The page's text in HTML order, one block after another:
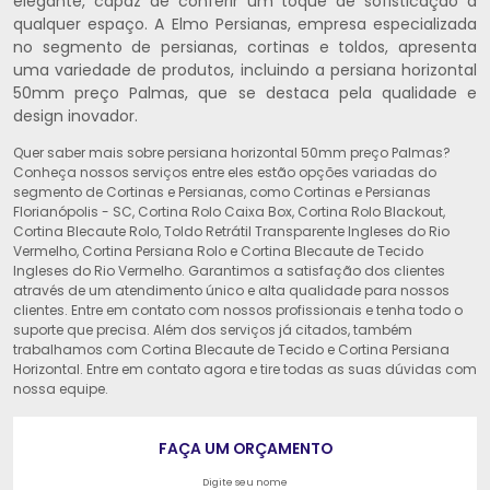
qualquer espaço. A Elmo Persianas, empresa especializada
no segmento de persianas, cortinas e toldos, apresenta
uma variedade de produtos, incluindo a persiana horizontal
50mm preço Palmas, que se destaca pela qualidade e
design inovador.
Quer saber mais sobre persiana horizontal 50mm preço Palmas?
Conheça nossos serviços entre eles estão opções variadas do
segmento de Cortinas e Persianas, como Cortinas e Persianas
Florianópolis - SC, Cortina Rolo Caixa Box, Cortina Rolo Blackout,
Cortina Blecaute Rolo, Toldo Retrátil Transparente Ingleses do Rio
Vermelho, Cortina Persiana Rolo e Cortina Blecaute de Tecido
Ingleses do Rio Vermelho. Garantimos a satisfação dos clientes
através de um atendimento único e alta qualidade para nossos
clientes. Entre em contato com nossos profissionais e tenha todo o
suporte que precisa. Além dos serviços já citados, também
trabalhamos com Cortina Blecaute de Tecido e Cortina Persiana
Horizontal. Entre em contato agora e tire todas as suas dúvidas com
nossa equipe.
FAÇA UM ORÇAMENTO
Digite seu nome